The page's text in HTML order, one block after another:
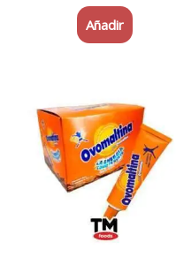
Añadir
OVOMALTINA
TUBITO
24x35GR
cantidad